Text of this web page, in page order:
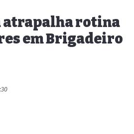
atrapalha rotina
em Brigadeiro